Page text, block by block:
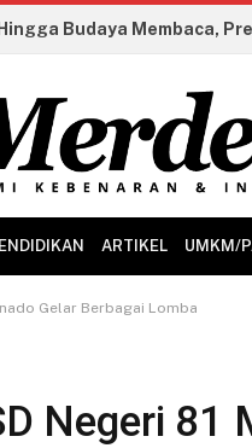
ARTIKEL UMKM/
Gelar Berbagai Lomba
Negeri 81